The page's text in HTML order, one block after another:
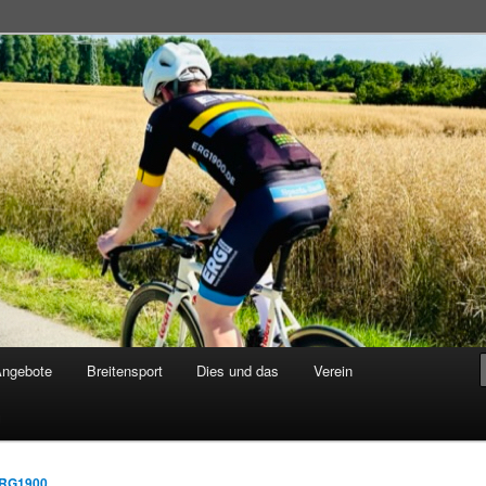
Breitensport Dies und das Verein